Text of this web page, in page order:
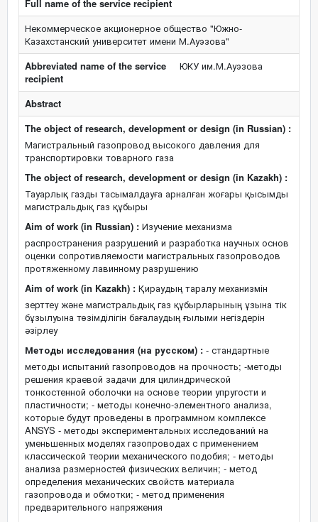
Full name of the service recipient
Некоммерческое акционерное общество "Южно-
Казахстанский университет имени М.Ауэзова"
Abbreviated name of the service
recipient
ЮКУ им.М.Ауэзова
Abstract
The object of research, development or design (in Russian) :
Магистральный газопровод высокого давления для
транспортировки товарного газа
The object of research, development or design (in Kazakh) :
Тауарлық газды тасымалдауға арналған жоғары қысымды
магистральдық газ құбыры
Aim of work (in Russian) : Изучение механизма
распространения разрушений и разработка научных основ
оценки сопротивляемости магистральных газопроводов
протяженному лавинному разрушению
Aim of work (in Kazakh) : Қираудың таралу механизмін
зерттеу және магистральдық газ құбырларының ұзына тік
бұзылуына төзімділігін бағалаудың ғылыми негіздерін
әзірлеу
Методы исследования (на русском) : - стандартные
методы испытаний газопроводов на прочность; -методы
решения краевой задачи для цилиндрической
тонкостенной оболочки на основе теории упругости и
пластичности; - методы конечно-элементного анализа,
которые будут проведены в программном комплексе
ANSYS - методы экспериментальных исследований на
уменьшенных моделях газопроводах с применением
классической теории механического подобия; - методы
анализа размерностей физических величин; - метод
определения механических свойств материала
газопровода и обмотки; - метод применения
предварительного напряжения